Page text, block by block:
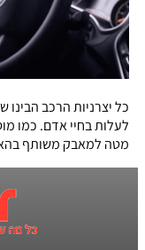
כל יצרניות הרכב הבינו
לעלות בחיי אדם. כמו
מטה למאבק משותף